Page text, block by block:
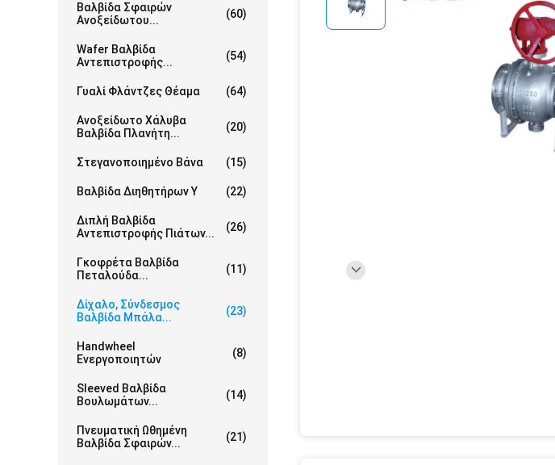
Βαλβίδα Σφαιρών
Ανοξείδωτου...
(60)
Wafer Βαλβίδα
Αντεπιστροφής...
(54)
Γυαλί Φλάντζες Θέαμα (64)
Ανοξείδωτο Χάλυβα
Βαλβίδα Πλανήτη...
(20)
Στεγανοποιημένο Βάνα (15)
Βαλβίδα Διηθητήρων Υ (22)
Διπλή Βαλβίδα
Αντεπιστροφής Πιάτων...
(26)
Γκοφρέτα Βαλβίδα
Πεταλούδα...
(11)
Δίχαλο, Σύνδεσμος
Βαλβίδα Μπάλα...
(23)
Handwheel
Ενεργοποιητών
(8)
Sleeved Βαλβίδα
Βουλωμάτων...
(14)
Πνευματική Ωθημένη
Βαλβίδα Σφαιρών...
(21)